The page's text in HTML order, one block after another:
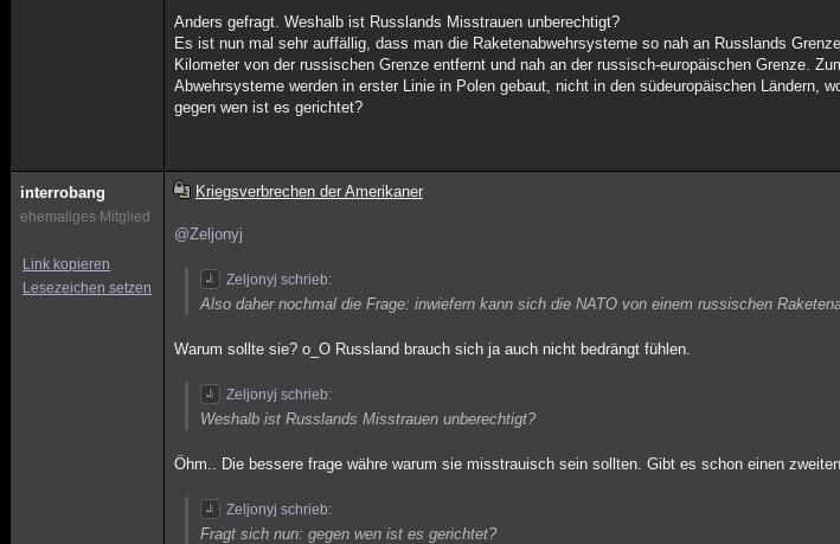
Anders gefragt. Weshalb ist Russlands Misstrauen unberechtigt?
Es ist nun mal sehr auffällig, dass man die Raketenabwehrsysteme so nah an Russlands
Kilometer von der russischen Grenze entfernt und nah an der russisch-europäischen Grenze.
Abwehrsysteme werden in erster Linie in Polen gebaut, nicht in den südeuropäischen Ländern,
gegen wen ist es gerichtet?
interrobang
ehemaliges Mitglied
Link kopieren
Lesezeichen setzen
Kriegsverbrechen der Amerikaner
@Zeljonyj
Zeljonyj schrieb:
Also daher nochmal die Frage: inwiefern kann sich die NATO von einem russischen
Warum sollte sie? o_O Russland brauch sich ja auch nicht bedrängt fühlen.
Zeljonyj schrieb:
Weshalb ist Russlands Misstrauen unberechtigt?
Öhm.. Die bessere frage währe warum sie misstrauisch sein sollten. Gibt es schon einen
Zeljonyj schrieb:
Fragt sich nun: gegen wen ist es gerichtet?